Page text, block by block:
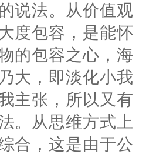
说法。从价值观
度包容，是能怀
的包容之心，海
大，即淡化小我
主张，所以又有
。从思维方式上
合，这是由于公